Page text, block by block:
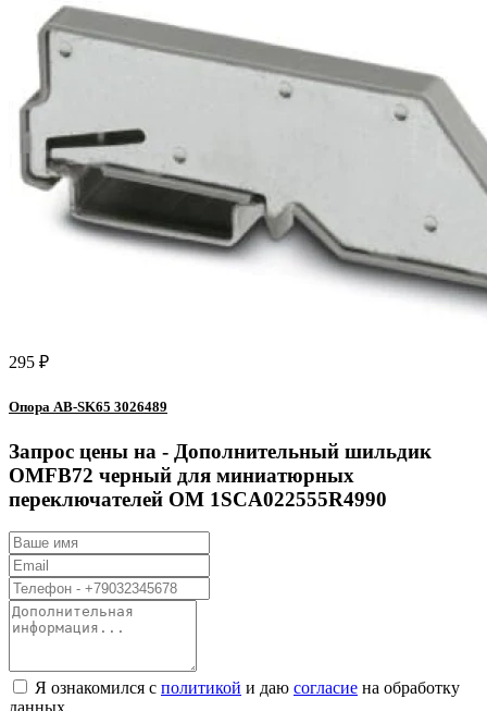
295 ₽
Опора AB-SK65 3026489
Запрос цены на - Дополнительный шильдик
OMFB72 черный для миниатюрных
переключателей OM 1SCA022555R4990
Я ознакомился с политикой и даю согласие на обработку